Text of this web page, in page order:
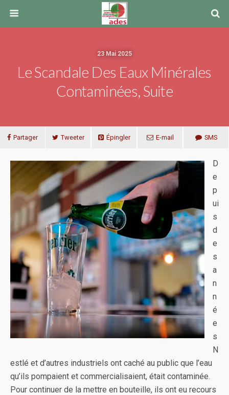
23 Mai 2025
Le Scandale Des Eaux Minérales
Contaminées, Suite
Partager Tweeter Épingler E-mail SMS
D
e
p
ui
s
d
e
s
a
n
n
é
e
s
N
estlé et d’autres industriels ont caché au public que l’eau
qu’ils pompaient et commercialisaient, était contaminée.
Pour continuer de la mettre en bouteille, ils ont eu recours